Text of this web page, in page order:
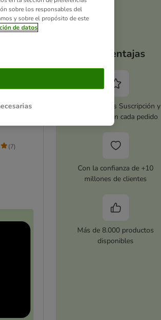
(7)
Tus ventajas
Activa zooplus Suscripción y
ahorra 5 % en cada pedido
Con la confianza de +10
millones de clientes
Más de 8.000 productos
disponibles
sobre los responsables del
y sobre el propósito de este
de datos